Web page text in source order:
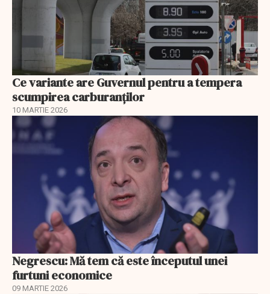
Ce variante are Guvernul pentru a tempera
scumpirea carburanților
10 MARTIE 2026
Negrescu: Mă tem că este începutul unei
furtuni economice
09 MARTIE 2026